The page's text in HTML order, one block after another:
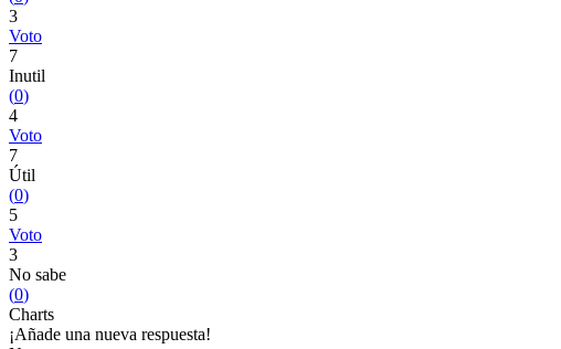
3
Voto
7
Inutil
(0)
4
Voto
7
Útil
(0)
5
Voto
3
No sabe
(0)
Charts
¡Añade una nueva respuesta!